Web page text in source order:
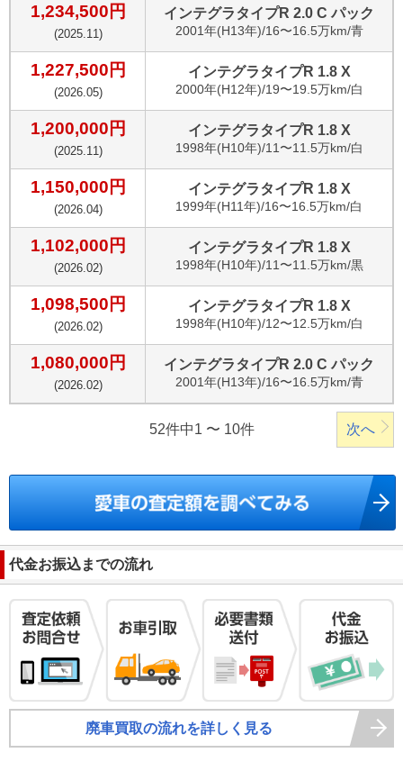
1,234,500 円
(2025.11)
インテグラタイプR 2.0 C パック
2001年(H13年)/16〜16.5万km/青
1,227,500 円
(2026.05)
インテグラタイプR 1.8 X
2000年(H12年)/19〜19.5万km/白
1,200,000 円
(2025.11)
インテグラタイプR 1.8 X
1998年(H10年)/11〜11.5万km/白
1,150,000 円
(2026.04)
インテグラタイプR 1.8 X
1999年(H11年)/16〜16.5万km/白
1,102,000 円
(2026.02)
インテグラタイプR 1.8 X
1998年(H10年)/11〜11.5万km/黒
1,098,500 円
(2026.02)
インテグラタイプR 1.8 X
1998年(H10年)/12〜12.5万km/白
1,080,000 円
(2026.02)
インテグラタイプR 2.0 C パック
2001年(H13年)/16〜16.5万km/青
52件中1 〜 10件 次へ
代金お振込までの流れ
廃車買取の流れを詳しく見る